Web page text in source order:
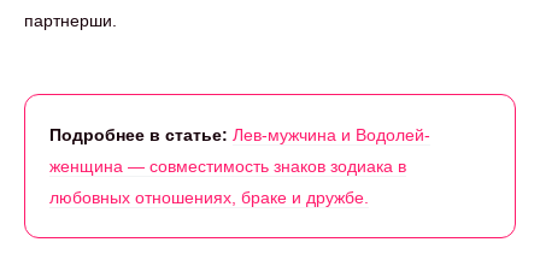
партнерши.
Подробнее в статье: Лев-мужчина и Водолей-
женщина — совместимость знаков зодиака в
любовных отношениях, браке и дружбе.